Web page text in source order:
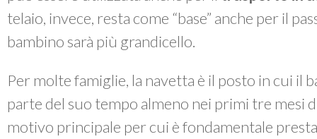
telaio, invece, resta come “base” anche per il
bambino sarà più grandicello.
Per molte famiglie, la navetta è il posto in cui il
parte del suo tempo almeno nei primi tre mesi
motivo principale per cui è fondamentale